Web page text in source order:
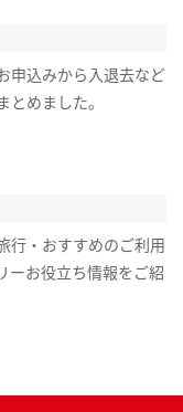
申込みから入退去など
めました。
行・おすすめのご利用
ーお役立ち情報をご紹